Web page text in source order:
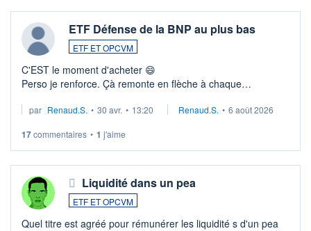
ETF Défense de la BNP au plus bas
ETF ET OPCVM
C'EST le moment d'acheter 😄​
Perso je renforce. Çà remonte en flèche à chaque
Investissement long terme tip top pour sa retraite.
par Renaud.S. • 30 avr. • 13:20 Renaud.S. • 6 août 2026
17commentaires • 1 j'aime
Liquidité dans un pea
ETF ET OPCVM
Quel titre est agréé pour rémunérer les liquidité s d'un pea